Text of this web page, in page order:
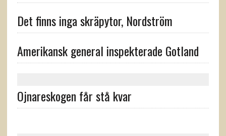
Det finns inga skräpytor, Nordström
Amerikansk general inspekterade Gotland
Ojnareskogen får stå kvar